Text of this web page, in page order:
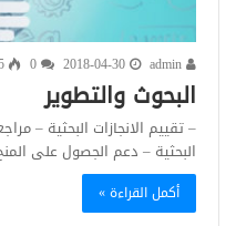
2018-04-30
البحوث والتطوير
– تقييم الانجازات البحثية –
البحثية – دعم الجصول على
أكمل القراءة »